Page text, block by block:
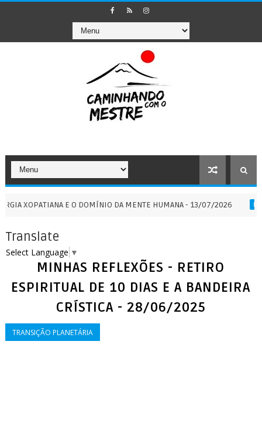
E O DOMÍNIO DA MENTE HUMANA - 13/07/2026 PORTAIS
Translate
Select Language ▼
MINHAS REFLEXÕES - RETIRO
ESPIRITUAL DE 10 DIAS E A BANDEIRA
CRÍSTICA - 28/06/2025
TRANSIÇÃO PLANETÁRIA